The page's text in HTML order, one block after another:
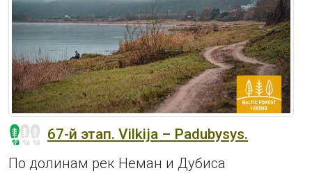
67-й этап. Vilkija – Padubysys.
По долинам рек Неман и Дубиса